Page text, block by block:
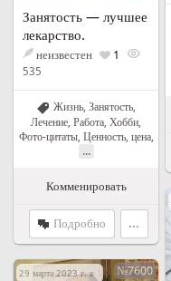
Занятость — лучшее
лекарство.
неизвестен 1
535
Жизнь, Занятость,
Лечение Работа Хобби
Фото-цитаты, Ценность, цена,
...
Комменировать
Подробно ...
29 марта 2023 г. в 16:46№7600